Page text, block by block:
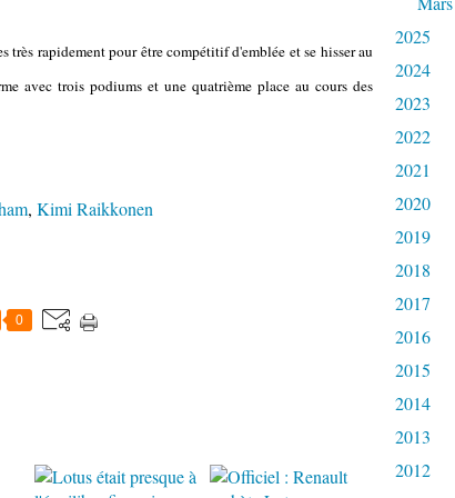
très rapidement pour être compétitif d'emblée et se hisser au
avec trois podiums et une quatrième place au cours des
, Kimi Raikkonen
0
2025
2024
2023
2022
2021
2020
2019
2018
2017
2016
2015
2014
2013
2012